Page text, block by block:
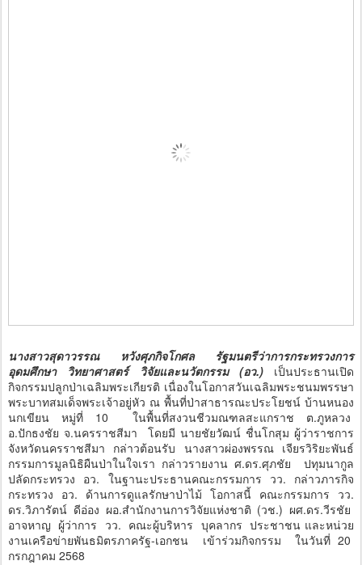
นางสาวสุดาวรรณ หวังศุภกิจโกศล รัฐมนตรีว่าการกระทรวงการ
อุดมศึกษา วิทยาศาสตร์ วิจัยและนวัตกรรม (อว.)
เป็นประธานเปิด
กิจกรรมปลูกป่าเฉลิมพระเกียรติ เนื่องในโอกาสวันเฉลิมพระชนมพรรษา
พระบาทสมเด็จพระเจ้าอยู่หัว ณ พื้นที่ป่าสาธารณะประโยชน์ บ้านหนอง
นกเขียน หมู่ที่ 10 ในพื้นที่สงวนชีวมณฑลสะแกราช ต.ภูหลวง
อ.ปักธงชัย จ.นครราชสีมา โดยมี นายชัยวัฒน์ ชื่นโกสุม ผู้ว่าราชการ
จังหวัดนครราชสีมา กล่าวต้อนรับ นางสาวผ่องพรรณ เจียรวิริยะพันธ์
กรรมการมูลนิธิผืนป่าในใจเรา กล่าวรายงาน ศ.ดร.ศุภชัย ปทุมนากูล
ปลัดกระทรวง อว. ในฐานะประธานคณะกรรมการ วว. กล่าวภารกิจ
กระทรวง อว. ด้านการดูแลรักษาป่าไม้ โอกาสนี้ คณะกรรมการ วว.
ดร.วิภารัตน์ ดีอ่อง ผอ.สำนักงานการวิจัยแห่งชาติ (วช.) ผศ.ดร.วีรชัย
อาจหาญ ผู้ว่าการ วว. คณะผู้บริหาร บุคลากร ประชาชน และหน่วย
งานเครือข่ายพันธมิตรภาครัฐ-เอกชน เข้าร่วมกิจกรรม ในวันที่ 20
กรกฎาคม 2568